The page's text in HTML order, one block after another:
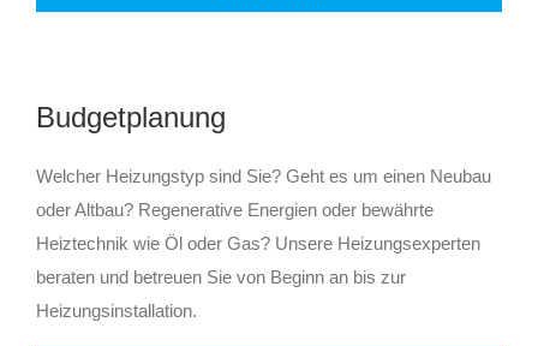
Budgetplanung
Welcher Heizungstyp sind Sie? Geht es um einen Neubau
oder Altbau? Regenerative Energien oder bewährte
Heiztechnik wie Öl oder Gas? Unsere Heizungsexperten
beraten und betreuen Sie von Beginn an bis zur
Heizungsinstallation.